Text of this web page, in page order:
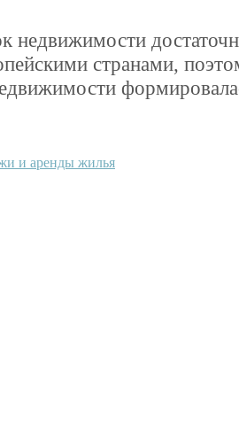
недвижимости
странами,
и аренды жилья